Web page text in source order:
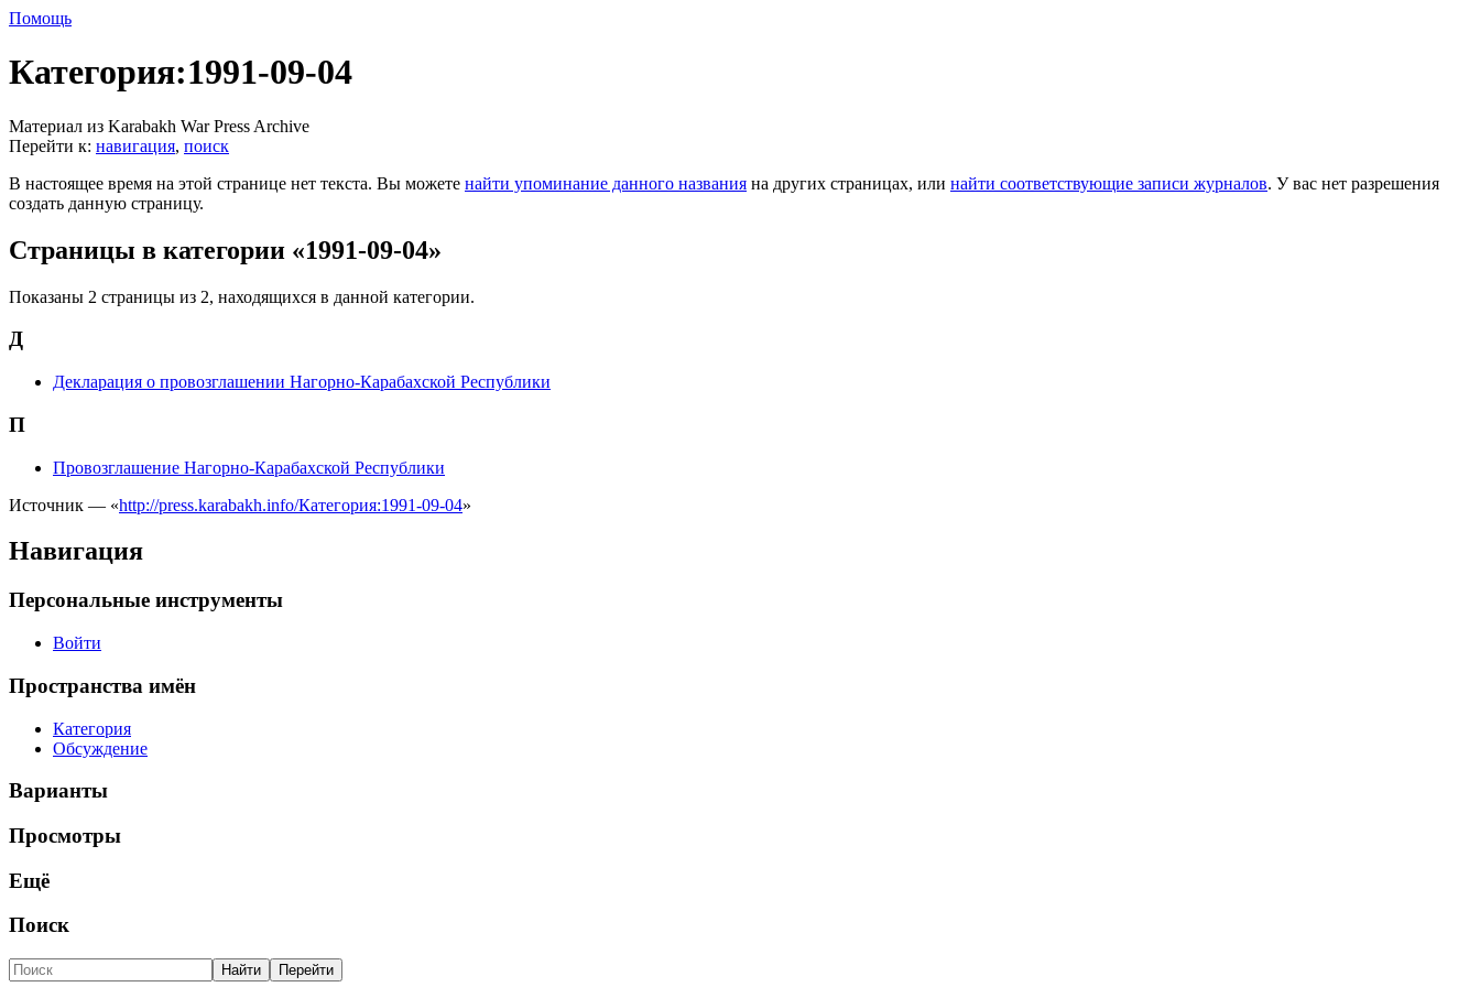
Помощь
Категория:1991-09-04
Материал из Karabakh War Press Archive
Перейти к: навигация, поиск
В настоящее время на этой странице нет текста. Вы можете найти упоминание данного названия на других страницах, или найти соответствующие записи журналов. У вас нет разрешения
создать данную страницу.
Страницы в категории «1991-09-04»
Показаны 2 страницы из 2, находящихся в данной категории.
Д
Декларация о провозглашении Нагорно-Карабахской Республики
П
Провозглашение Нагорно-Карабахской Республики
Источник — «http://press.karabakh.info/Категория:1991-09-04»
Навигация
Персональные инструменты
Войти
Пространства имён
Категория
Обсуждение
Варианты
Просмотры
Ещё
Поиск